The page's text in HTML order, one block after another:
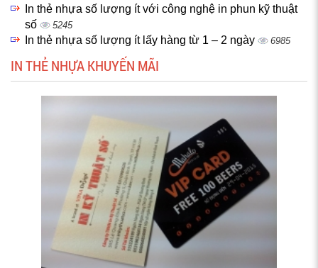
In thẻ nhựa số lượng ít với công nghệ in phun kỹ thuật
số
5245
In thẻ nhựa số lượng ít lấy hàng từ 1 – 2 ngày 6985
IN THẺ NHỰA KHUYẾN MÃI